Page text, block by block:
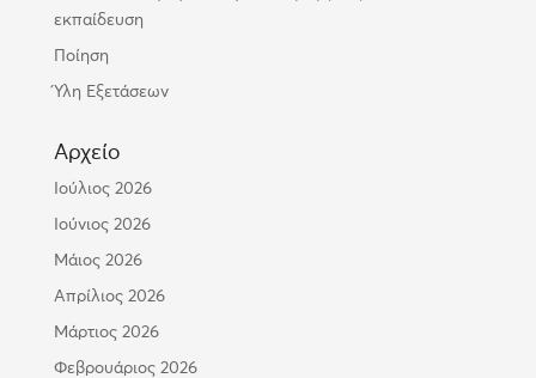
εκπαίδευση
Ποίηση
Ύλη Εξετάσεων
Αρχείο
Ιούλιος 2026
Ιούνιος 2026
Μάιος 2026
Απρίλιος 2026
Μάρτιος 2026
Φεβρουάριος 2026